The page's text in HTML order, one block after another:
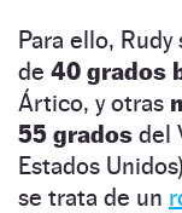
Para ello,
de 40 grados
Ártico, y otras
55 grados del
Estados
se trata de un